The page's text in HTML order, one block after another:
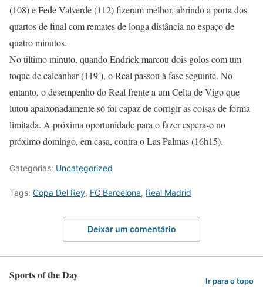
(108) e Fede Valverde (112) fizeram melhor, abrindo a porta dos
quartos de final com remates de longa distância no espaço de
quatro minutos.
No último minuto, quando Endrick marcou dois golos com um
toque de calcanhar (119′), o Real passou à fase seguinte. No
entanto, o desempenho do Real frente a um Celta de Vigo que
lutou apaixonadamente só foi capaz de corrigir as coisas de forma
limitada. A próxima oportunidade para o fazer espera-o no
próximo domingo, em casa, contra o Las Palmas (16h15).
Categorias: Uncategorized
Tags: Copa Del Rey, FC Barcelona, Real Madrid
Deixar um comentário
Sports of the Day Ir para o topo